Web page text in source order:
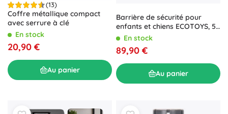
(13)
Coffre métallique compact
avec serrure à clé
En stock
20,90 €
Au panier
Barrière de sécurité pour
enfants et chiens ECOTOYS, 5
panneaux, en métal, noir
En stock
89,90 €
Au panier